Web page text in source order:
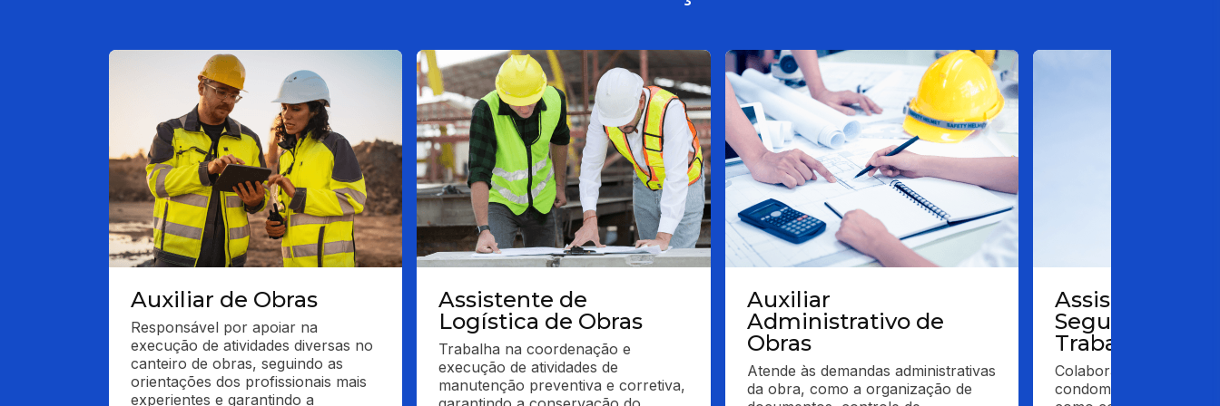
Auxiliar de Obras
Responsável por apoiar na
execução de atividades diversas no
canteiro de obras, seguindo as
orientações dos profissionais mais
experientes e garantindo a
Assistente de
Logística de Obras
Trabalha na coordenação e
execução de atividades de
manutenção preventiva e corretiva,
Auxiliar
Administrativo de
Obras
Atende às demandas administrativas
da obra, como a organização de
Assistente de
Segurança do
Trabalho
Colabora com a
condomínio em